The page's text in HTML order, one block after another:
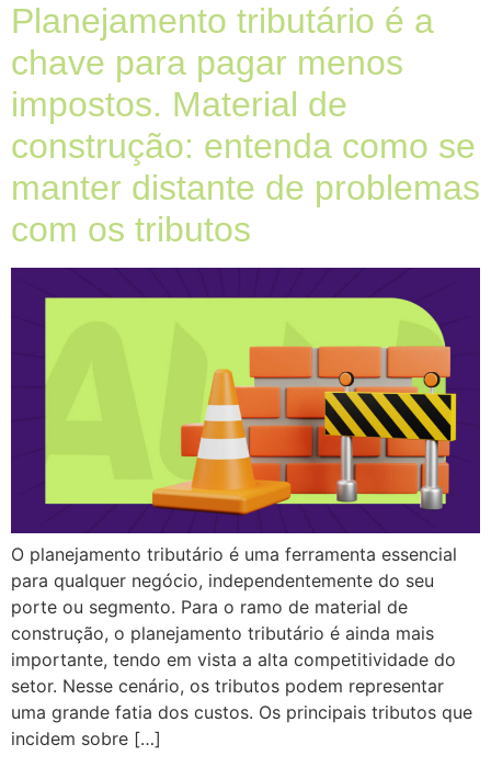
Planejamento tributário é a
chave para pagar menos
impostos. Material de
construção: entenda como se
manter distante de problemas
com os tributos
O planejamento tributário é uma ferramenta essencial
para qualquer negócio, independentemente do seu
porte ou segmento. Para o ramo de material de
construção, o planejamento tributário é ainda mais
importante, tendo em vista a alta competitividade do
setor. Nesse cenário, os tributos podem representar
uma grande fatia dos custos. Os principais tributos que
incidem sobre […]